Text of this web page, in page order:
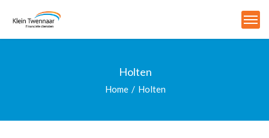
Holten
Home Holten